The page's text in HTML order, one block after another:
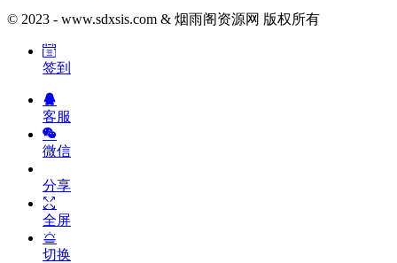
© 2023 - www.sdxsis.com & 烟雨阁资源网 版权所有
签到
客服
微信
分享
全屏
切换